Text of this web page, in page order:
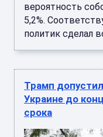
вероятность
5,2%.
политик сделал
Трамп
Украине до
срока